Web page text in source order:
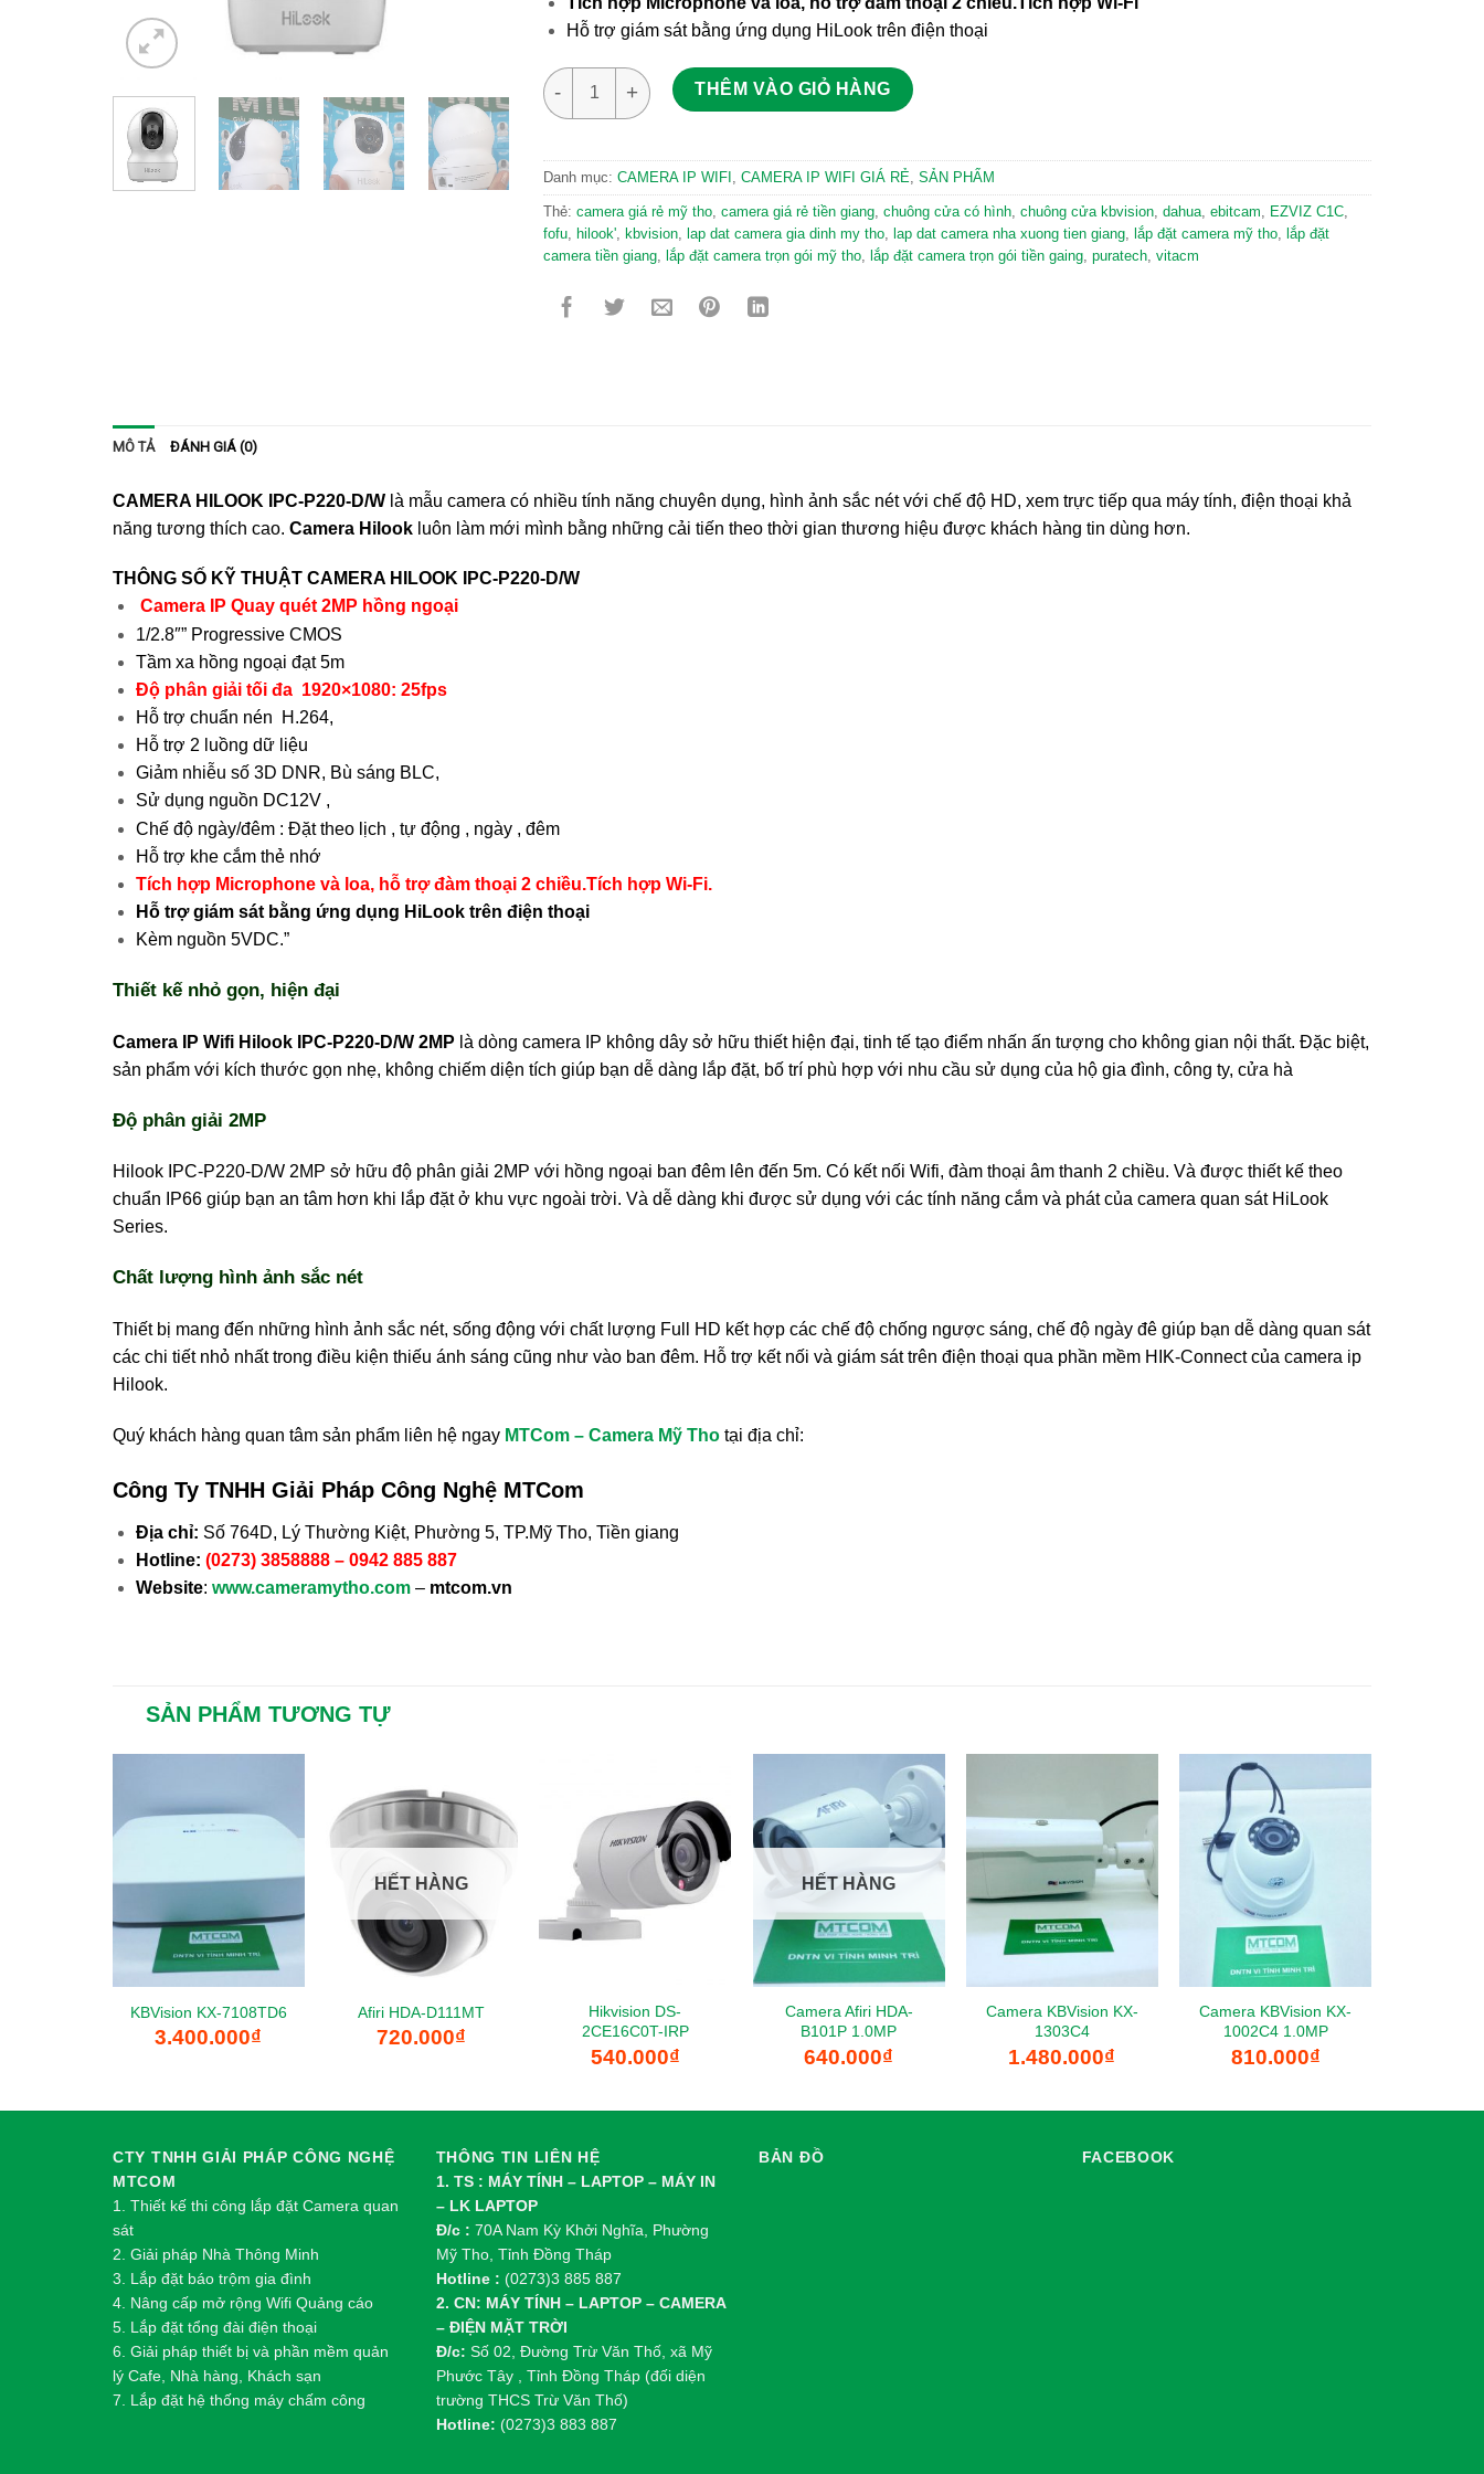
Hỗ trợ giám sát bằng ứng dụng HiLook trên điện thoại
Camera IP Wifi Hilook IPC-P220-D/W 2MP số lượng
THÊM VÀO GIỎ HÀNG
Danh mục: CAMERA IP WIFI CAMERA IP WIFI GIÁ RẺ SẢN PHẨM
Thẻ: camera giá rẻ mỹ tho camera giá rẻ tiền giang chuông cửa có hình chuông cửa kbvision dahua ebitcam EZVIZ C1C
fofu hilook' kbvision lap dat camera gia dinh my tho lap dat camera nha xuong tien giang lắp đặt camera mỹ tho lắp đặt
camera tiền giang lắp đặt camera trọn gói mỹ tho lắp đặt camera trọn gói tiền gaing puratech vitacm
MÔ TẢ ĐÁNH GIÁ (0)
CAMERA HILOOK IPC-P220-D/W là mẫu camera có nhiều tính năng chuyên dụng, hình ảnh sắc nét với chế độ HD, xem trực tiếp qua máy tính, điện thoại khả
năng tương thích cao. Camera Hilook luôn làm mới mình bằng những cải tiến theo thời gian thương hiệu được khách hàng tin dùng hơn.
THÔNG SỐ KỸ THUẬT CAMERA HILOOK IPC-P220-D/W
Camera IP Quay quét 2MP hồng ngoại
1/2.8″” Progressive CMOS
Tầm xa hồng ngoại đạt 5m
Độ phân giải tối đa 1920×1080: 25fps
Hỗ trợ chuẩn nén H.264,
Hỗ trợ 2 luồng dữ liệu
Giảm nhiễu số 3D DNR, Bù sáng BLC,
Sử dụng nguồn DC12V ,
Chế độ ngày/đêm : Đặt theo lịch , tự động , ngày , đêm
Hỗ trợ khe cắm thẻ nhớ
Tích hợp Microphone và loa, hỗ trợ đàm thoại 2 chiều.Tích hợp Wi-Fi.
Hỗ trợ giám sát bằng ứng dụng HiLook trên điện thoại
Kèm nguồn 5VDC.”
Thiết kế nhỏ gọn, hiện đại
Camera IP Wifi Hilook IPC-P220-D/W 2MP là dòng camera IP không dây sở hữu thiết hiện đại, tinh tế tạo điểm nhấn ấn tượng cho không gian nội thất. Đặc biệt,
sản phẩm với kích thước gọn nhẹ, không chiếm diện tích giúp bạn dễ dàng lắp đặt, bố trí phù hợp với nhu cầu sử dụng của hộ gia đình, công ty, cửa hà
Độ phân giải 2MP
Hilook IPC-P220-D/W 2MP sở hữu độ phân giải 2MP với hồng ngoại ban đêm lên đến 5m. Có kết nối Wifi, đàm thoại âm thanh 2 chiều. Và được thiết kế theo
chuẩn IP66 giúp bạn an tâm hơn khi lắp đặt ở khu vực ngoài trời. Và dễ dàng khi được sử dụng với các tính năng cắm và phát của camera quan sát HiLook
Series.
Chất lượng hình ảnh sắc nét
Thiết bị mang đến những hình ảnh sắc nét, sống động với chất lượng Full HD kết hợp các chế độ chống ngược sáng, chế độ ngày đê giúp bạn dễ dàng quan sát
các chi tiết nhỏ nhất trong điều kiện thiếu ánh sáng cũng như vào ban đêm. Hỗ trợ kết nối và giám sát trên điện thoại qua phần mềm HIK-Connect của camera ip
Hilook.
Quý khách hàng quan tâm sản phẩm liên hệ ngay MTCom – Camera Mỹ Tho tại địa chỉ:
Công Ty TNHH Giải Pháp Công Nghệ MTCom
Địa chỉ: Số 764D, Lý Thường Kiệt, Phường 5, TP.Mỹ Tho, Tiền giang
Hotline: (0273) 3858888 – 0942 885 887
Website: www.cameramytho.com –mtcom.vn
SẢN PHẨM TƯƠNG TỰ
KBVision KX-7108TD6
3.400.000₫
HẾT HÀNG
Afiri HDA-D111MT
720.000₫
Hikvision DS-
2CE16C0T-IRP
540.000₫
HẾT HÀNG
Camera Afiri HDA-
B101P 1.0MP
640.000₫
Camera KBVision KX-
1303C4
1.480.000₫
Camera KBVision KX-
1002C4 1.0MP
810.000₫
CTY TNHH GIẢI PHÁP CÔNG NGHỆ
MTCOM
1. Thiết kế thi công lắp đặt Camera quan
sát
2. Giải pháp Nhà Thông Minh
3. Lắp đặt báo trộm gia đình
4. Nâng cấp mở rộng Wifi Quảng cáo
5. Lắp đặt tổng đài điện thoại
6. Giải pháp thiết bị và phần mềm quản
lý Cafe, Nhà hàng, Khách sạn
7. Lắp đặt hệ thống máy chấm công
THÔNG TIN LIÊN HỆ
1. TS : MÁY TÍNH – LAPTOP – MÁY IN
– LK LAPTOP
Đ/c : 70A Nam Kỳ Khởi Nghĩa, Phường
Mỹ Tho, Tỉnh Đồng Tháp
Hotline : (0273)3 885 887
2. CN: MÁY TÍNH – LAPTOP – CAMERA
– ĐIỆN MẶT TRỜI
Đ/c: Số 02, Đường Trừ Văn Thố, xã Mỹ
Phước Tây , Tỉnh Đồng Tháp (đối diện
trường THCS Trừ Văn Thố)
Hotline: (0273)3 883 887
BẢN ĐỒ FACEBOOK